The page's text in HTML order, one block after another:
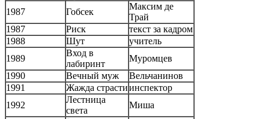
1987
Гобсек
Максим де
Трай
1987
Риск
текст за кадром
1988
Шут
учитель
1989
Вход в
лабиринт
Муромцев
1990
Вечный муж
Вельчанинов
1991
Жажда страстиинспектор
1992
Лестница
света
Миша